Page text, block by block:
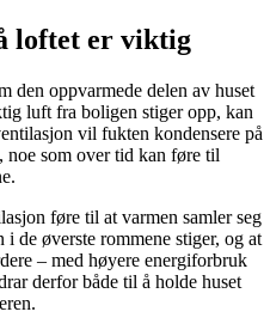
loftet er viktig
den oppvarmede delen av huset
luft fra boligen stiger opp, kan
vil fukten kondensere på
noe som over tid kan føre til
føre til at varmen samler seg
de øverste rommene stiger, og at
– med høyere energiforbruk
derfor både til å holde huset